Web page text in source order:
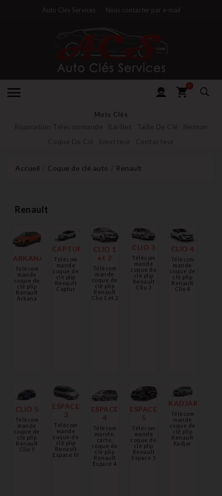
Auto Clés Services Nous contacter par e-mail
0
Mots Clés
Réparation Télecommande Barillet Taille De Clé
Neiman
Coque De Clé
Emetteur Contacteur
Accueil Coque de clé auto Renault
Renault
ARKANA
Télécom
mande
coque de
clé plip
Renault
Arkana
CAPTUR
Télécom
mande
coque de
clé plip
Renault
Captur
CLIO 1
et 2
Télécom
mande
coque de
clé plip
Renault
Clio 1 et 2
CLIO 3
Télécom
mande
coque de
clé plip
Renault
Clio 3
CLIO 4
Télécom
mande
coque de
clé plip
Renault
Clio 4
CLIO 5
Télécom
mande
coque de
clé plip
Renault
Clio 5
ESPACE
3
Télécom
mande
coque de
clé plip
Renault
Espace III
ESPACE
4
Télécom
mande,
carte,
coque de
clé plip
Renault
Espace 4
ESPACE
5
Télécom
mande
coque de
clé plip
Renault
Espace 5
KADJAR
Télécom
mande
coque de
clé plip
Renault
Kadjar